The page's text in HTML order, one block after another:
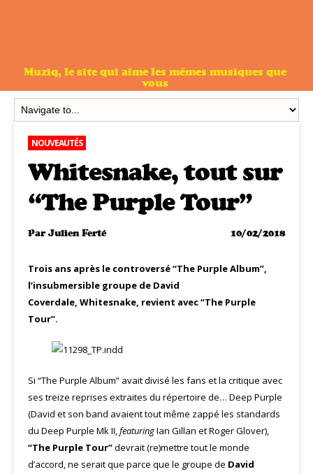
Muziq, le site qui aime les mêmes musiques que
vous
NOUVEAUTÉS
Whitesnake, tout sur
“The Purple Tour”
ParJulien Ferté 10/02/2018
Trois ans après le controversé “The Purple Album”,
l’insubmersible groupe de David
Coverdale, Whitesnake, revient avec “The Purple
Tour”.
Si “The Purple Album” avait divisé les fans et la critique avec
ses treize reprises extraites du répertoire de… Deep Purple
(David et son band avaient tout même zappé les standards
du Deep Purple Mk II,featuringIan Gillan et Roger Glover),
“The Purple Tour”devrait (re)mettre tout le monde
d’accord, ne serait que parce que le groupe de David